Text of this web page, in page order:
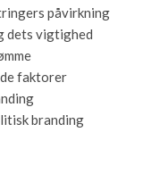
påvirkning
dets vigtighed
faktorer
branding